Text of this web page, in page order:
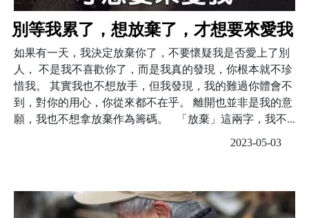
別等我累了，想放棄了，才想要來愛我
如果有一天，我決定放棄你了，不要懷疑我是否愛上了別
人， 不是我不喜歡你了，而是我真的發現，你根本就不珍
惜我。 其實我也不想放手，但我發現，我的難過你體會不
到，對你的用心，你從來都不在乎。 離開也並非是我的意
願，我也不想拿放棄作為籌碼。 「放棄」這兩字，我不...
2023-05-03